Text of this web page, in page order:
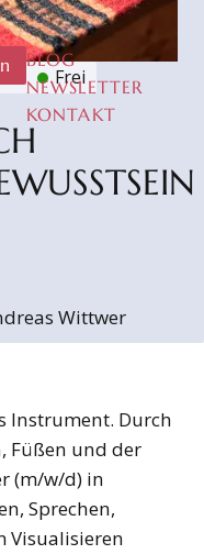
BLOG
NEWSLETTER
KONTAKT
Frei
Wittwer
Instrument. Durch
Füßen und der
(m/w/d) in
Sprechen,
Visualisieren